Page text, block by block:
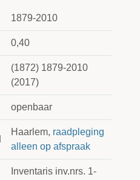
1879-2010
0,40
(1872) 1879-2010
(2017)
openbaar
Haarlem, raadpleging
alleen op afspraak
Inventaris inv.nrs. 1-